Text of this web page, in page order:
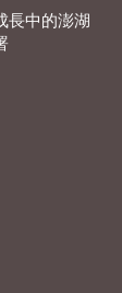
長中的澎湖